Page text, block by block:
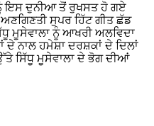
ਇਸ ਦੁਨੀਆ ਤੋਂ ਰੁਖਸਤ ਹੋ ਗਏ
ਸੁਪਰ ਹਿੱਟ ਗੀਤ ਛੱਡ
ਮੂਸੇਵਾਲਾ ਨੂੰ ਆਖਰੀ ਅਲਵਿਦਾ
ਨਾਲ ਹਮੇਸ਼ਾ ਦਰਸ਼ਕਾਂ ਦੇ ਦਿਲਾਂ
ਸਿੱਧੂ ਮੂਸੇਵਾਲਾ ਦੇ ਭੋਗ ਦੀਆਂ